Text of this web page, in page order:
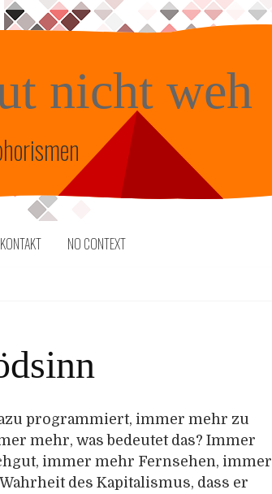
nicht weh
KONTAKT NO CONTEXT
programmiert, immer mehr zu
mehr, was bedeutet das? Immer
immer mehr Fernsehen, immer
des Kapitalismus, dass er